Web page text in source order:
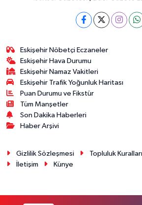
Eskişehir Nöbetçi Eczaneler
Eskişehir Hava Durumu
Eskişehir Namaz Vakitleri
Eskişehir Trafik Yoğunluk Haritası
Puan Durumu ve Fikstür
Tüm Manşetler
Son Dakika Haberleri
Haber Arşivi
Gizlilik Sözleşmesi Topluluk Kuralları
İletişim
Künye